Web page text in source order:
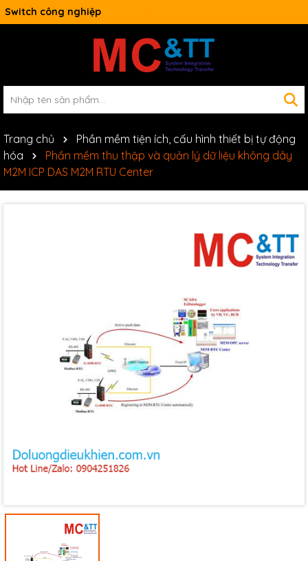
Switch công nghiệp
Trang chủ
Phần mềm tiện ích, cấu hình thiết bị tự động
hóa
Phần mềm thu thập và quản lý dữ liệu không dây
M2M ICP DAS M2M RTU Center
Ngày hết hạn: